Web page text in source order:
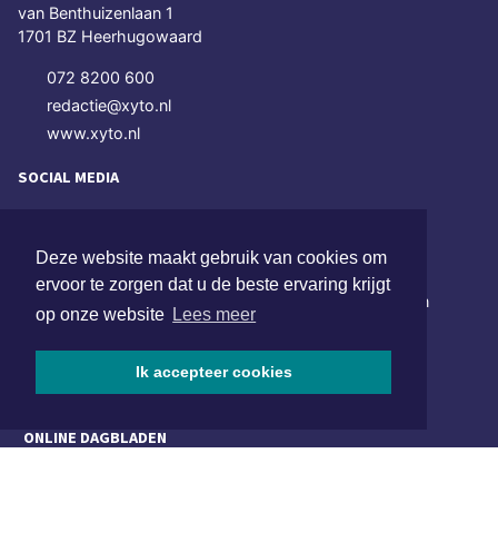
Deze website maakt gebruik van cookies om
ervoor te zorgen dat u de beste ervaring krijgt
op onze website Lees meer
Ik accepteer cookies
van Benthuizenlaan 1
1701 BZ Heerhugowaard
072 8200 600
redactie@xyto.nl
www.xyto.nl
SOCIAL MEDIA
NIEUWSBRIEF AANMELDEN
Schrijf je in voor onze nieuwsbrief en krijg wekelijks een
samenvatting van alle gebeurtenissen uit jouw regio.
ONLINE DAGBLADEN